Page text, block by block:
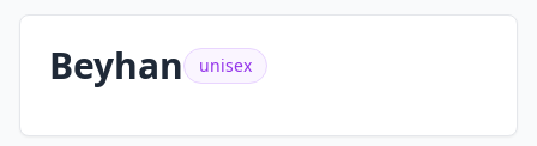
Beyhan unisex